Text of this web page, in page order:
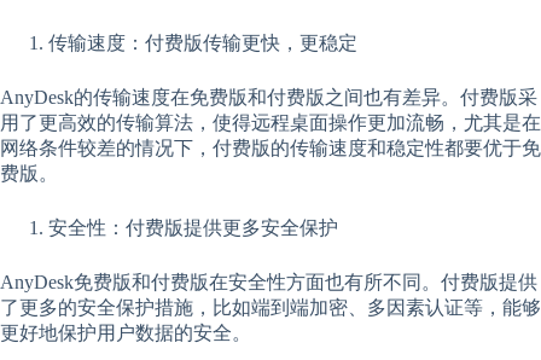
传输速度：付费版传输更快，更稳定
AnyDesk的传输速度在免费版和付费版之间也有差异。付费版采
用了更高效的传输算法，使得远程桌面操作更加流畅，尤其是在
网络条件较差的情况下，付费版的传输速度和稳定性都要优于免
费版。
安全性：付费版提供更多安全保护
AnyDesk免费版和付费版在安全性方面也有所不同。付费版提供
了更多的安全保护措施，比如端到端加密、多因素认证等，能够
更好地保护用户数据的安全。